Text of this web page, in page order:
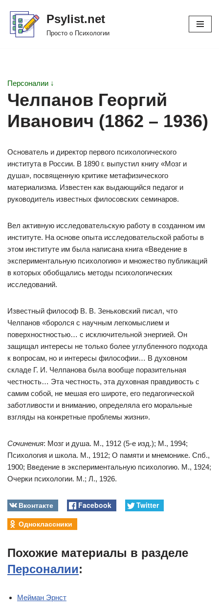
Перейти
Psylist.net
Просто о Психологии
Персоналии ↓
Челпанов Георгий
Иванович (1862 – 1936)
Основатель и директор первого психологического
института в России. В 1890 г. выпустил книгу «Мозг и
душа», посвященную критике метафизического
материализма. Известен как выдающийся педагог и
руководитель известных филосовских семинаров.
Вел активную исследовательскую работу в созданном им
институте. На основе опыта исследовательской работы в
этом институте им была написана книга «Введение в
экспериментальную психологию» и множество публикаций
в которых обобщались методы психологических
исследований.
Известный философ В. В. Зеньковский писал, что
Челпанов «боролся с научным легкомыслием и
поверхностностью… с исключительной энергией. Он
защищал интересы не только более углубленного подхода
к вопросам, но и интересы философии… В духовном
складе Г. И. Челпанова была вообще поразительная
честность… Эта честность, эта духовная правдивость с
самим собой, не мешая его широте, его педагогической
заботливости и вниманию, определяла его моральные
взгляды на конкретные проблемы жизни».
Сочинения: Мозг и душа. М., 1912 (5-е изд.); М., 1994;
Психология и школа. М., 1912; О памяти и мнемонике. Спб.,
1900; Введение в экспериментальную психологию. М., 1924;
Очерки психологии. М.; Л., 1926.
Вконтакте Facebook
Twitter
Одноклассники
Похожие материалы в разделе
Персоналии:
Мейман Эрнст